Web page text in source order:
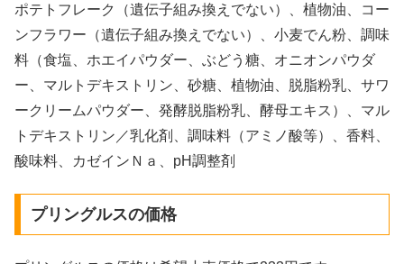
ポテトフレーク（遺伝子組み換えでない）、植物油、コー
ンフラワー（遺伝子組み換えでない）、小麦でん粉、調味
料（食塩、ホエイパウダー、ぶどう糖、オニオンパウダ
ー、マルトデキストリン、砂糖、植物油、脱脂粉乳、サワ
ークリームパウダー、発酵脱脂粉乳、酵母エキス）、マル
トデキストリン／乳化剤、調味料（アミノ酸等）、香料、
酸味料、カゼインＮａ、pH調整剤
プリングルスの価格